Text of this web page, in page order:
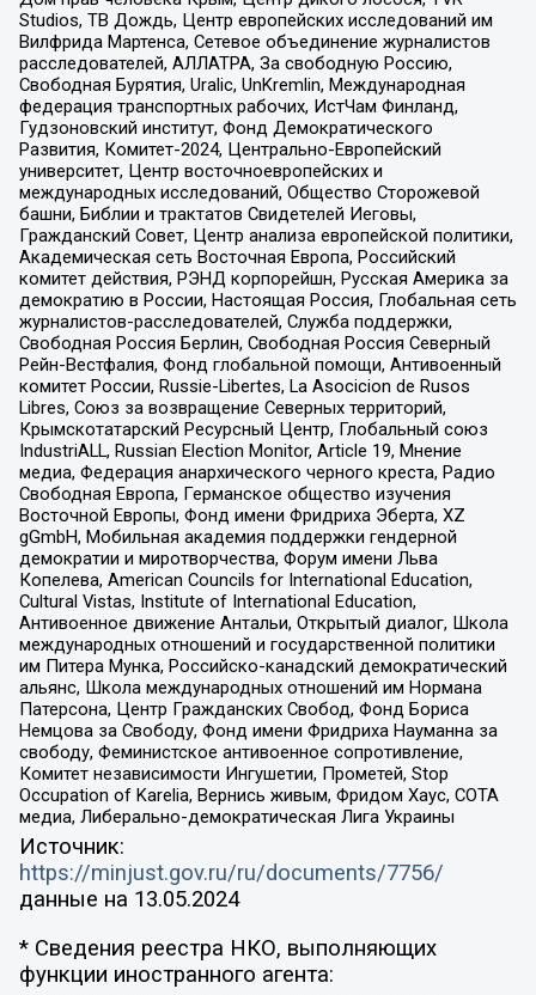
Studios, ТВ Дождь, Центр европейских исследований им
Вилфрида Мартенса, Сетевое объединение журналистов
расследователей, АЛЛАТРА, За свободную Россию,
Свободная Бурятия, Uralic, UnKremlin, Международная
федерация транспортных рабочих, ИстЧам Финланд,
Гудзоновский институт, Фонд Демократического
Развития, Комитет-2024, Центрально-Европейский
университет, Центр восточноевропейских и
международных исследований, Общество Сторожевой
башни, Библии и трактатов Свидетелей Иеговы,
Гражданский Совет, Центр анализа европейской политики,
Академическая сеть Восточная Европа, Российский
комитет действия, РЭНД корпорейшн, Русская Америка за
демократию в России, Настоящая Россия, Глобальная сеть
журналистов-расследователей, Служба поддержки,
Свободная Россия Берлин, Свободная Россия Северный
Рейн-Вестфалия, Фонд глобальной помощи, Антивоенный
комитет России, Russie-Libertes, La Asocicion de Rusos
Libres, Союз за возвращение Северных территорий,
Крымскотатарский Ресурсный Центр, Глобальный союз
IndustriALL, Russian Election Monitor, Article 19, Мнение
медиа, Федерация анархического черного креста, Радио
Свободная Европа, Германское общество изучения
Восточной Европы, Фонд имени Фридриха Эберта, XZ
gGmbH, Мобильная академия поддержки гендерной
демократии и миротворчества, Форум имени Льва
Копелева, American Councils for International Education,
Cultural Vistas, Institute of International Education,
Антивоенное движение Антальи, Открытый диалог, Школа
международных отношений и государственной политики
им Питера Мунка, Российско-канадский демократический
альянс, Школа международных отношений им Нормана
Патерсона, Центр Гражданских Свобод, Фонд Бориса
Немцова за Свободу, Фонд имени Фридриха Науманна за
свободу, Феминистское антивоенное сопротивление,
Комитет независимости Ингушетии, Прометей, Stop
Occupation of Karelia, Вернись живым, Фридом Хаус, СОТА
медиа, Либерально-демократическая Лига Украины
Источник:
https://minjust.gov.ru/ru/documents/7756/
данные на 13.05.2024
* Сведения реестра НКО, выполняющих
функции иностранного агента: